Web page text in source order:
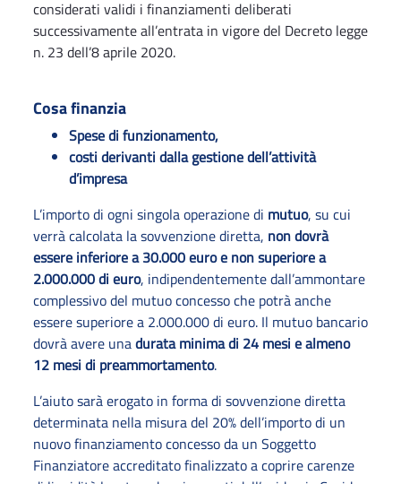
considerati validi i finanziamenti deliberati
successivamente all’entrata in vigore del Decreto legge
n. 23 dell’8 aprile 2020.
Cosa finanzia
Spese di funzionamento,
costi derivanti dalla gestione dell’attività
d’impresa
L’importo di ogni singola operazione di mutuo, su cui
verrà calcolata la sovvenzione diretta, non dovrà
essere inferiore a 30.000 euro e non superiore a
2.000.000 di euro, indipendentemente dall’ammontare
complessivo del mutuo concesso che potrà anche
essere superiore a 2.000.000 di euro. Il mutuo bancario
dovrà avere unadurata minima di 24 mesi e almeno
12 mesi di preammortamento.
L’aiuto sarà erogato in forma di sovvenzione diretta
determinata nella misura del 20% dell’importo di un
nuovo finanziamento concesso da un Soggetto
Finanziatore accreditato finalizzato a coprire carenze